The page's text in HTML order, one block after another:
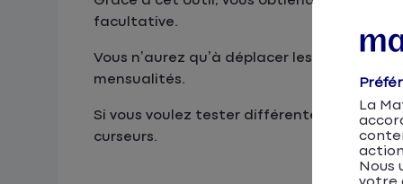
facultative.
Vous n’aurez qu’à déplacer les curseurs
mensualités.
Si vous voulez tester différentes
curseurs.
La
Nous